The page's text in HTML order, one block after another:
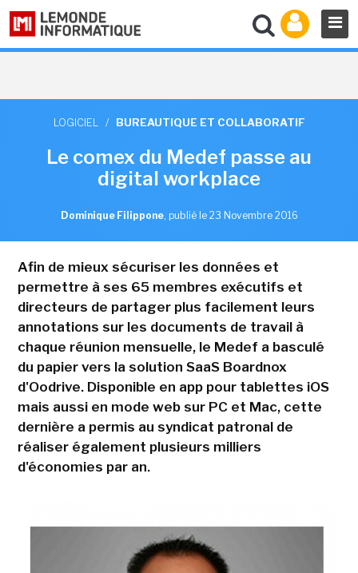
LOGICIEL / BUREAUTIQUE ET COLLABORATIF
Le comex du Medef passe au
digital workplace
Dominique Filippone, publié le 23 Novembre 2016
Afin de mieux sécuriser les données et
permettre à ses 65 membres exécutifs et
directeurs de partager plus facilement leurs
annotations sur les documents de travail à
chaque réunion mensuelle, le Medef a basculé
du papier vers la solution SaaS Boardnox
d'Oodrive. Disponible en app pour tablettes iOS
mais aussi en mode web sur PC et Mac, cette
dernière a permis au syndicat patronal de
réaliser également plusieurs milliers
d'économies par an.